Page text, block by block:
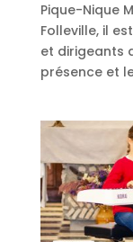
Pique-Nique
Folleville, il
et dirigeants
présence et